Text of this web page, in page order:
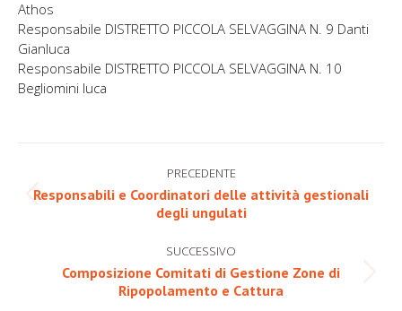
Athos
Responsabile DISTRETTO PICCOLA SELVAGGINA N. 9 Danti
Gianluca
Responsabile DISTRETTO PICCOLA SELVAGGINA N. 10
Begliomini luca
tra
post
PRECEDENTE
Post
precedente:
Responsabili e Coordinatori delle attività gestionali
degli ungulati
SUCCESSIVO
Prossimo
post:
Composizione Comitati di Gestione Zone di
Ripopolamento e Cattura